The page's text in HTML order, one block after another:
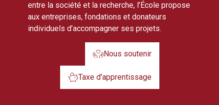
entre la société et la recherche, l’École propose
aux entreprises, fondations et donateurs
individuels d’accompagner ses projets.
Nous soutenir
Taxe d'apprentissage